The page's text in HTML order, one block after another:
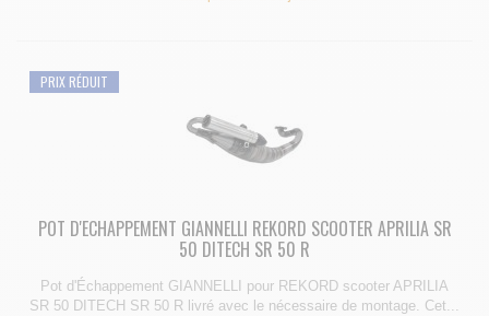
PRIX RÉDUIT
POT D'ECHAPPEMENT GIANNELLI REKORD SCOOTER APRILIA SR
50 DITECH SR 50 R
Pot d'Échappement GIANNELLI pour REKORD scooter APRILIA
SR 50 DITECH SR 50 R livré avec le nécessaire de montage. Cet...